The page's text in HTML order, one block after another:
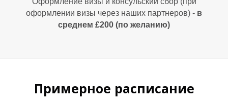
оформлении визы через наших партнеров) - в
среднем £200 (по желанию)
Примерное расписание